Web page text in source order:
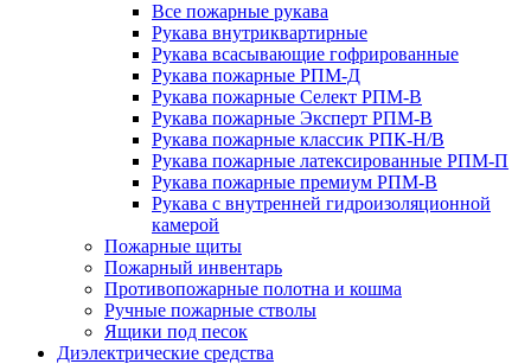
Все пожарные рукава
Рукава внутриквартирные
Рукава всасывающие гофрированные
Рукава пожарные РПМ-Д
Рукава пожарные Селект РПМ-В
Рукава пожарные Эксперт РПМ-В
Рукава пожарные классик РПК-Н/В
Рукава пожарные латексированные РПМ-П
Рукава пожарные премиум РПМ-В
Рукава с внутренней гидроизоляционной
камерой
Пожарные щиты
Пожарный инвентарь
Противопожарные полотна и кошма
Ручные пожарные стволы
Ящики под песок
Диэлектрические средства